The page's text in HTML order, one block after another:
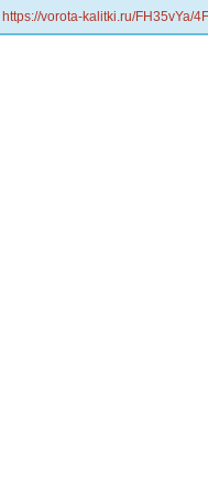
https://vorota-kalitki.ru/FH35vYa/